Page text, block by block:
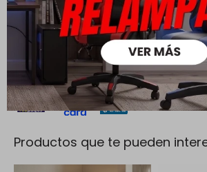
Ver mas
Medios de pago
Productos que te pueden